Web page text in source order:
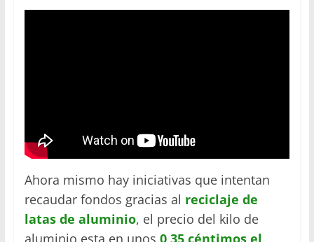
Ahora mismo hay iniciativas que intentan
recaudar fondos gracias al reciclaje de
latas de aluminio, el precio del kilo de
aluminio esta en unos 0,35 céntimos el